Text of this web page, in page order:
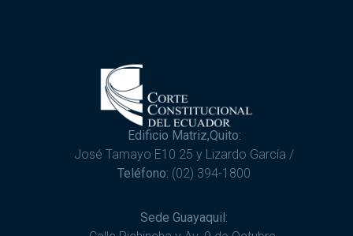
Edificio Matriz,Quito:
José Tamayo E10 25 y Lizardo García /
Teléfono: (02) 394-1800
Sede Guayaquil: